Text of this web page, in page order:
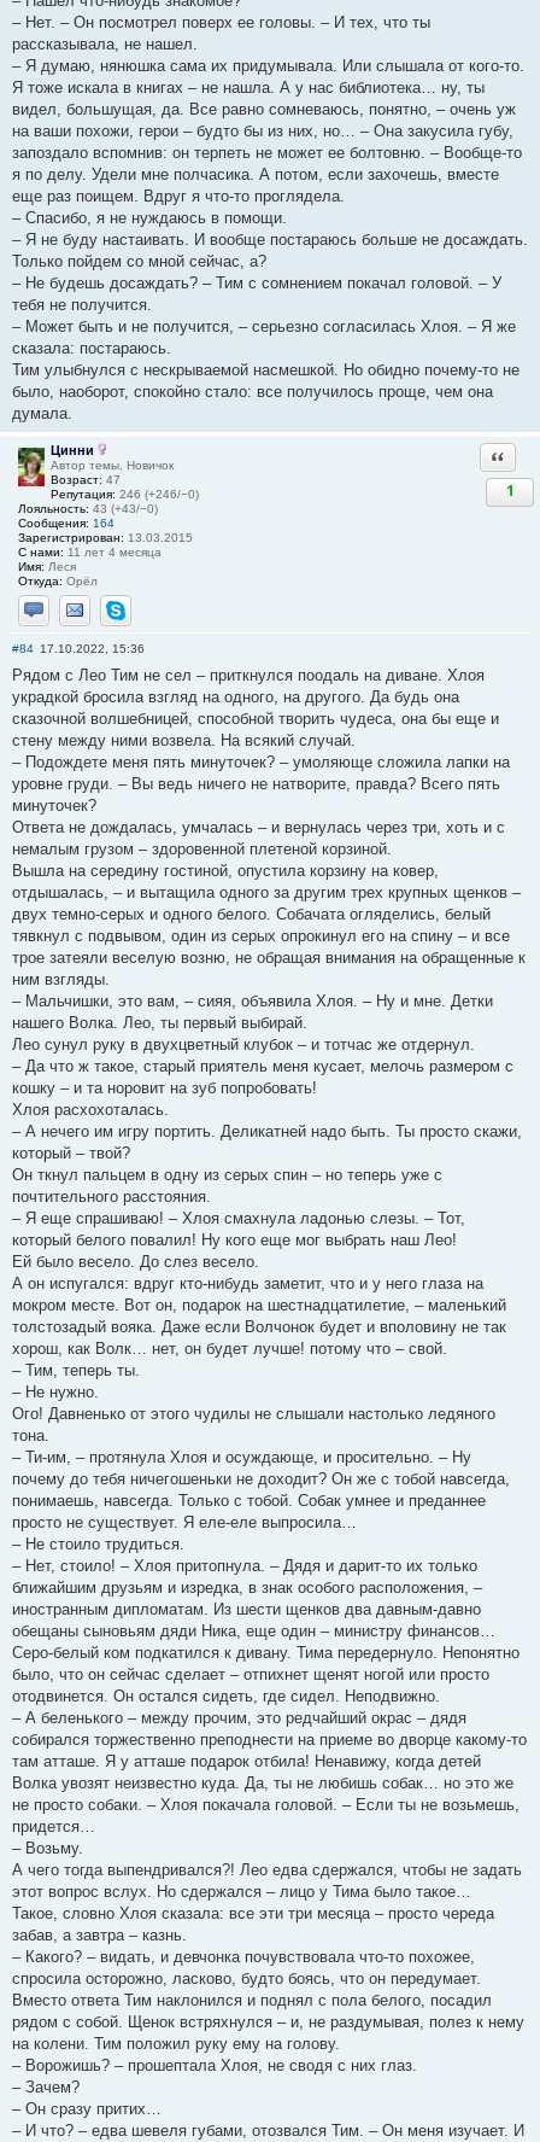
– Нет. – Он посмотрел поверх ее головы. – И тех, что ты
рассказывала, не нашел.
– Я думаю, нянюшка сама их придумывала. Или слышала от кого-то.
Я тоже искала в книгах – не нашла. А у нас библиотека… ну, ты
видел, большущая, да. Все равно сомневаюсь, понятно, – очень уж
на ваши похожи, герои – будто бы из них, но… – Она закусила губу,
запоздало вспомнив: он терпеть не может ее болтовню. – Вообще-то
я по делу. Удели мне полчасика. А потом, если захочешь, вместе
еще раз поищем. Вдруг я что-то проглядела.
– Спасибо, я не нуждаюсь в помощи.
– Я не буду настаивать. И вообще постараюсь больше не досаждать.
Только пойдем со мной сейчас, а?
– Не будешь досаждать? – Тим с сомнением покачал головой. – У
тебя не получится.
– Может быть и не получится, – серьезно согласилась Хлоя. – Я же
сказала: постараюсь.
Тим улыбнулся с нескрываемой насмешкой. Но обидно почему-то не
было, наоборот, спокойно стало: все получилось проще, чем она
думала.
Цинни
Автор темы, Новичок
Возраст: 47
Репутация: 246 (+246/−0)
Лояльность: 43 (+43/−0)
Сообщения: 164
Зарегистрирован: 13.03.2015
С нами: 11 лет 4 месяца
Имя: Леся
Откуда: Орёл
Отправить личное сообщение
Отправить email
Skype
1
#84 17.10.2022, 15:36
Рядом с Лео Тим не сел – приткнулся поодаль на диване. Хлоя
украдкой бросила взгляд на одного, на другого. Да будь она
сказочной волшебницей, способной творить чудеса, она бы еще и
стену между ними возвела. На всякий случай.
– Подождете меня пять минуточек? – умоляюще сложила лапки на
уровне груди. – Вы ведь ничего не натворите, правда? Всего пять
минуточек?
Ответа не дождалась, умчалась – и вернулась через три, хоть и с
немалым грузом – здоровенной плетеной корзиной.
Вышла на середину гостиной, опустила корзину на ковер,
отдышалась, – и вытащила одного за другим трех крупных щенков –
двух темно-серых и одного белого. Собачата огляделись, белый
тявкнул с подвывом, один из серых опрокинул его на спину – и все
трое затеяли веселую возню, не обращая внимания на обращенные к
ним взгляды.
– Мальчишки, это вам, – сияя, объявила Хлоя. – Ну и мне. Детки
нашего Волка. Лео, ты первый выбирай.
Лео сунул руку в двухцветный клубок – и тотчас же отдернул.
– Да что ж такое, старый приятель меня кусает, мелочь размером с
кошку – и та норовит на зуб попробовать!
Хлоя расхохоталась.
– А нечего им игру портить. Деликатней надо быть. Ты просто скажи,
который – твой?
Он ткнул пальцем в одну из серых спин – но теперь уже с
почтительного расстояния.
– Я еще спрашиваю! – Хлоя смахнула ладонью слезы. – Тот,
который белого повалил! Ну кого еще мог выбрать наш Лео!
Ей было весело. До слез весело.
А он испугался: вдруг кто-нибудь заметит, что и у него глаза на
мокром месте. Вот он, подарок на шестнадцатилетие, – маленький
толстозадый вояка. Даже если Волчонок будет и вполовину не так
хорош, как Волк… нет, он будет лучше! потому что – свой.
– Тим, теперь ты.
– Не нужно.
Ого! Давненько от этого чудилы не слышали настолько ледяного
тона.
– Ти-им, – протянула Хлоя и осуждающе, и просительно. – Ну
почему до тебя ничегошеньки не доходит? Он же с тобой навсегда,
понимаешь, навсегда. Только с тобой. Собак умнее и преданнее
просто не существует. Я еле-еле выпросила…
– Не стоило трудиться.
– Нет, стоило! – Хлоя притопнула. – Дядя и дарит-то их только
ближайшим друзьям и изредка, в знак особого расположения, –
иностранным дипломатам. Из шести щенков два давным-давно
обещаны сыновьям дяди Ника, еще один – министру финансов…
Серо-белый ком подкатился к дивану. Тима передернуло. Непонятно
было, что он сейчас сделает – отпихнет щенят ногой или просто
отодвинется. Он остался сидеть, где сидел. Неподвижно.
– А беленького – между прочим, это редчайший окрас – дядя
собирался торжественно преподнести на приеме во дворце какому-то
там атташе. Я у атташе подарок отбила! Ненавижу, когда детей
Волка увозят неизвестно куда. Да, ты не любишь собак… но это же
не просто собаки. – Хлоя покачала головой. – Если ты не возьмешь,
придется…
– Возьму.
А чего тогда выпендривался?! Лео едва сдержался, чтобы не задать
этот вопрос вслух. Но сдержался – лицо у Тима было такое…
Такое, словно Хлоя сказала: все эти три месяца – просто череда
забав, а завтра – казнь.
– Какого? – видать, и девчонка почувствовала что-то похожее,
спросила осторожно, ласково, будто боясь, что он передумает.
Вместо ответа Тим наклонился и поднял с пола белого, посадил
рядом с собой. Щенок встряхнулся – и, не раздумывая, полез к нему
на колени. Тим положил руку ему на голову.
– Ворожишь? – прошептала Хлоя, не сводя с них глаз.
– Зачем?
– Он сразу притих…
– И что? – едва шевеля губами, отозвался Тим. – Он меня изучает. И